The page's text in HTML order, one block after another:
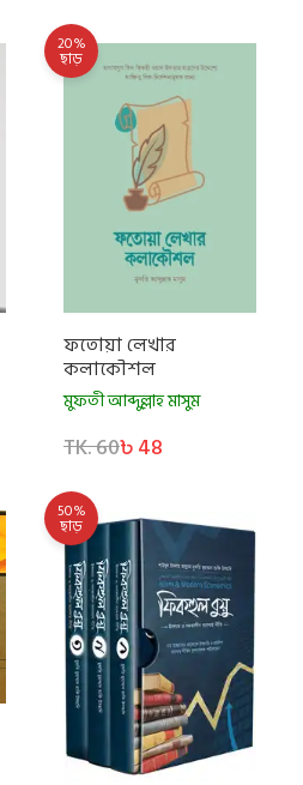
20%
ছাড়
ফতোয়া লেখার
কলাকৌশল
মুফতী আব্দুল্লাহ মাসুম
TK. 60৳ 48
50%
ছাড়